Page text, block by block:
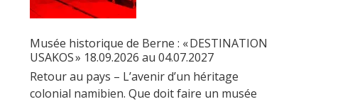
Musée historique de Berne : « DESTINATION
USAKOS » 18.09.2026 au 04.07.2027
Retour au pays – L’avenir d’un héritage
colonial namibien. Que doit faire un musée